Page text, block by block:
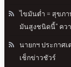
ไขมันต่ำ = สุขภา
มันสูงชนิดนี้" คว
นายกฯ ประกาศเ
เช็กข่าวชัวร์